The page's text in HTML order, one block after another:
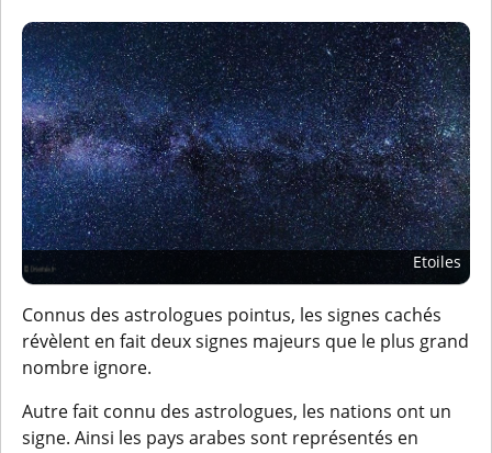
Etoiles
Connus des astrologues pointus, les signes cachés
révèlent en fait deux signes majeurs que le plus grand
nombre ignore.
Autre fait connu des astrologues, les nations ont un
signe. Ainsi les pays arabes sont représentés en